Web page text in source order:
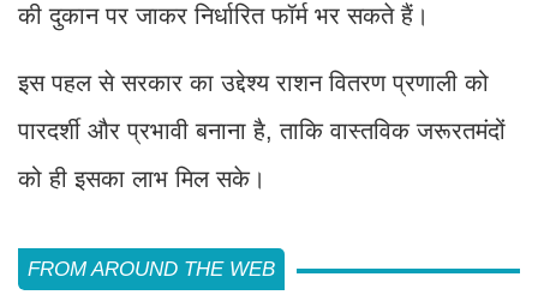
की दुकान पर जाकर निर्धारित फॉर्म भर सकते हैं।
इस पहल से सरकार का उद्देश्य राशन वितरण प्रणाली को
पारदर्शी और प्रभावी बनाना है, ताकि वास्तविक जरूरतमंदों
को ही इसका लाभ मिल सके।
FROM AROUND THE WEB